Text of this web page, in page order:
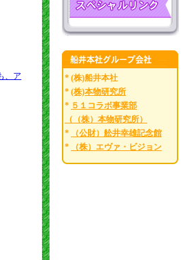
、ア
* (株)船井本社
* (株)本物研究所
* ５１コラボ事業部
（（株）本物研究所）
*
（公財）舩井幸雄記念館
*
（株）エヴァ・ビジョン